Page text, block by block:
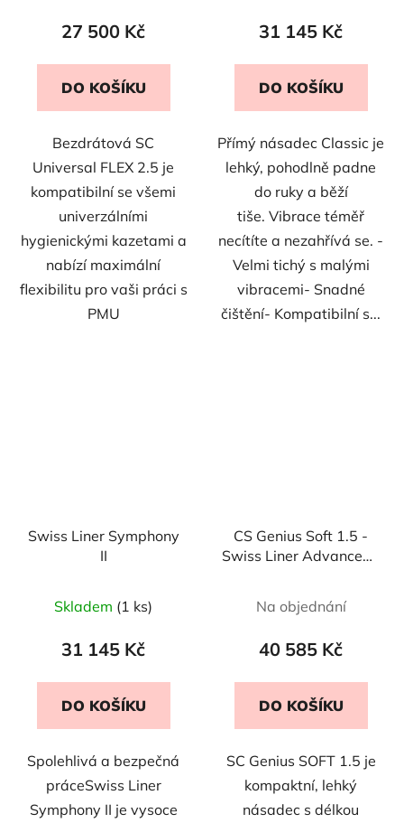
produktu
z
hvězdiček.
27 500 Kč
DO KOŠÍKU
Bezdrátová SC
Universal FLEX 2.5 je
kompatibilní se všemi
univerzálními
hygienickými kazetami a
nabízí maximální
flexibilitu pro vaši práci s
PMU
31 145 Kč
DO KOŠÍKU
Přímý násadec Classic je
lehký, pohodlně padne
do ruky a běží
tiše. Vibrace téměř
necítíte a nezahřívá se. -
Velmi tichý s malými
vibracemi- Snadné
čištění- Kompatibilní s...
Swiss Liner Symphony
II
hodnocení
produktu
5,0
z
hvězdiček.
Skladem (1 ks)
31 145 Kč
DO KOŠÍKU
Spolehlivá a bezpečná
práceSwiss Liner
Symphony II je vysoce
CS Genius Soft 1.5 -
Swiss Liner Advanced /
Na objednání
40 585 Kč
DO KOŠÍKU
SC Genius SOFT 1.5 je
kompaktní, lehký
násadec s délkou